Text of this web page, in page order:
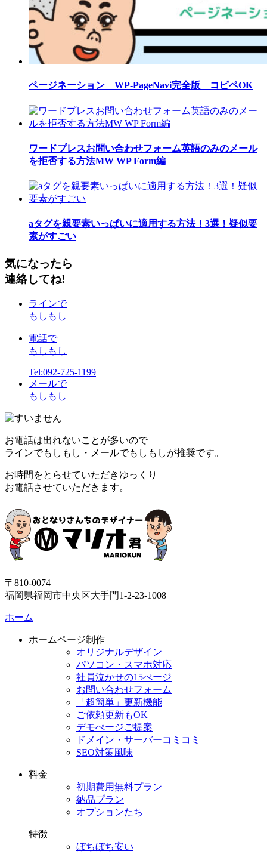
ページネーション WP-PageNavi完全版 コピペOK
ワードプレスお問い合わせフォーム英語のみのメール
を拒否する方法MW WP Form編
aタグを親要素いっぱいに適用する方法！3選！疑似要
素がすごい
気になったら
連絡してね!
ラインで
もしもし
電話で
もしもし
Tel:092-725-1199
メールで
もしもし
お電話は出れないことが多いので
ラインでもしもし・メールでもしもしが推奨です。
お時間をとらせていただきゆっくり
お電話させていただきます。
〒810-0074
福岡県福岡市中央区大手門1-2-23-1008
ホーム
ホームページ制作
オリジナルデザイン
パソコン・スマホ対応
社員泣かせの15ぺージ
お問い合わせフォーム
「超簡単」更新機能
ご依頼更新もOK
デモぺージご提案
ドメイン・サーバーコミコミ
SEO対策風味
料金
初期費用無料プラン
納品プラン
オプションたち
特徴
ぼちぼち安い